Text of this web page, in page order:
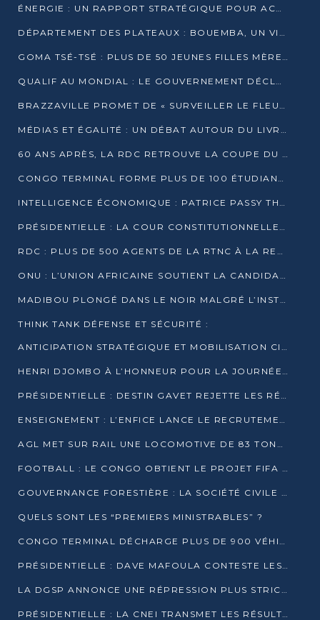
ÉNERGIE : UN RAPPORT STRATÉGIQUE POUR ACCÉLÉRER LA TRANSITION AU CONGO
DÉPARTEMENT DES PLATEAUX : BOUEMBA, UN VIVIER ÉCONOMIQUE PRÊT À EXPLOSER
GOMA TSÉ-TSÉ : PLUS DE 50 JEUNES FILLES MÈRES SENSIBILISÉES À LA SANTÉ SEXUELLE
QUALIF AU MONDIAL : LE GOUVERNEMENT DÉCLARE LA JOURNÉE DU 1ER AVRIL 2026 CHÔMÉE ET PAYÉE
BRAZZAVILLE PROMET DE « SURVEILLER LE FLEUVE » APRÈS LA QUALIFICATION DE LA RDC AU MONDIAL
MÉDIAS ET ÉGALITÉ : UN DÉBAT AUTOUR DU LIVRE « CES FEMMES QUI REPRENNENT LE POUVOIR SUR LEUR VIE »
60 ANS APRÈS, LA RDC RETROUVE LA COUPE DU MONDE
CONGO TERMINAL FORME PLUS DE 100 ÉTUDIANTS AUX TECHNIQUES D’EMBAUCHE
INTELLIGENCE ÉCONOMIQUE : PATRICE PASSY THÉORISE UNE STRATÉGIE ADAPTÉE AUX CONTEXTES FRAGMENTÉS
PRÉSIDENTIELLE : LA COUR CONSTITUTIONNELLE CONFIRME LA VICTOIRE DE SASSOU NGUESSO AVEC 94,90 % DES SUFFRAGES
RDC : PLUS DE 500 AGENTS DE LA RTNC À LA RETRAITE, UNE PAGE SE TOURNE
ONU : L’UNION AFRICAINE SOUTIENT LA CANDIDATURE DE MACKY SALL
MADIBOU PLONGÉ DANS LE NOIR MALGRÉ L’INSTALLATION D’UN NOUVEAU TRANSFORMATEUR
THINK TANK DÉFENSE ET SÉCURITÉ :
ANTICIPATION STRATÉGIQUE ET MOBILISATION CITOYENNE POUR NOTRE SOUVERAINETÉ NATIONALE
HENRI DJOMBO À L’HONNEUR POUR LA JOURNÉE MONDIALE DU THÉÂTRE
PRÉSIDENTIELLE : DESTIN GAVET REJETTE LES RÉSULTATS ET APPELLE À UN DIALOGUE NATIONAL
ENSEIGNEMENT : L’ENFICE LANCE LE RECRUTEMENT DE SA PREMIÈRE PROMOTION DE PROFESSEURS DES ÉCOLES
AGL MET SUR RAIL UNE LOCOMOTIVE DE 83 TONNES À POINTE-NOIRE
FOOTBALL : LE CONGO OBTIENT LE PROJET FIFA ARENA POUR SES 15 DÉPARTEMENTS
GOUVERNANCE FORESTIÈRE : LA SOCIÉTÉ CIVILE CONGOLAISE AFFICHE SES PRIORITÉS POUR 2026
QUELS SONT LES “PREMIERS MINISTRABLES” ?
CONGO TERMINAL DÉCHARGE PLUS DE 900 VÉHICULES EN QUELQUES HEURES
PRÉSIDENTIELLE : DAVE MAFOULA CONTESTE LES RÉSULTATS PROVISOIRES
LA DGSP ANNONCE UNE RÉPRESSION PLUS STRICTE CONTRE LES MOTO-TAXIS
PRÉSIDENTIELLE : LA CNEI TRANSMET LES RÉSULTATS PROVISOIRES À LA COUR CONSTITUTIONNELLE